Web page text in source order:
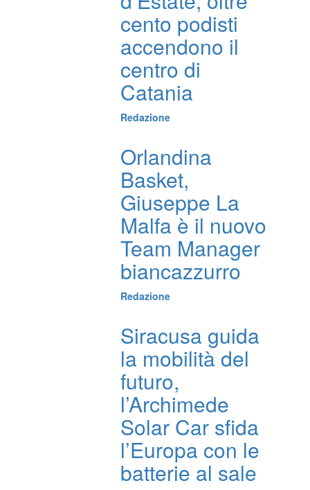
cento podisti
accendono il
centro di
Catania
Redazione
Orlandina
Basket,
Giuseppe La
Malfa è il nuovo
Team Manager
biancazzurro
Redazione
Siracusa guida
la mobilità del
futuro,
l’Archimede
Solar Car sfida
l’Europa con le
batterie al sale